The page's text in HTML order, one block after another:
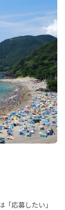
応募したい」